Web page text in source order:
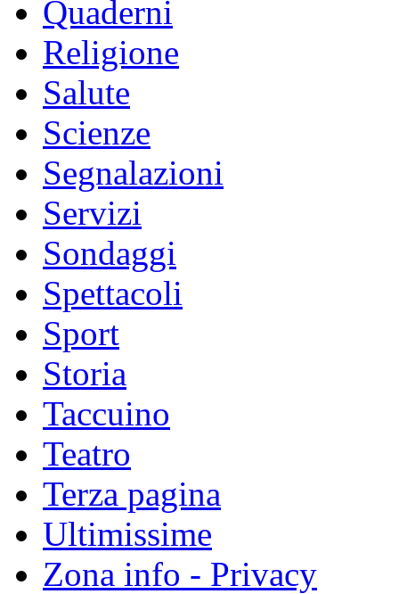
Quaderni
Religione
Salute
Scienze
Segnalazioni
Servizi
Sondaggi
Spettacoli
Sport
Storia
Taccuino
Teatro
Terza pagina
Ultimissime
Zona info - Privacy